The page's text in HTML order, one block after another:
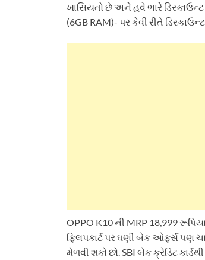
ખાસિયતો છે અને હવે ભારે
(6GB RAM)- પર કેવી રીતે
OPPO K10 ની MRP 18,999
ફ્લિપકાર્ટ પર ઘણી બેંક ઓફર્સ પણ
મેળવી શકો છો. SBI બેંક ક્રેડિટ